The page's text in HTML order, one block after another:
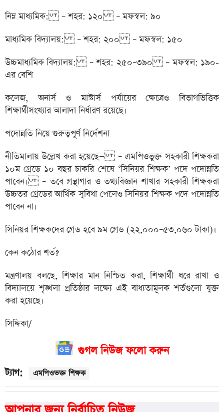
নিম্ন মাধ্যমিক: – শহর: ১২০ – মফস্বল: ৯০
মাধ্যমিক বিদ্যালয়: – শহর: ২০০ – মফস্বল: ১৫০
উচ্চমাধ্যমিক বিদ্যালয়: – শহর: ২৫০–৩৯০ – মফস্বল: ১৯০-
এর বেশি
কলেজ, অনার্স ও মাস্টার্স পর্যায়ের ক্ষেত্রেও বিভাগভিত্তিক
শিক্ষার্থীসংখ্যার আলাদা নির্ধারণ রয়েছে।
পদোন্নতি নিয়ে গুরুত্বপূর্ণ নির্দেশনা
নীতিমালায় উল্লেখ করা হয়েছে— – এমপিওভুক্ত সহকারী শিক্ষকরা
১০ম গ্রেডে ১০ বছর চাকরি শেষে ‘সিনিয়র শিক্ষক’ পদে পদোন্নতি
পাবেন। – তবে গ্রন্থাগার ও তথ্যবিজ্ঞান শাখার সহকারী শিক্ষকরা
উচ্চতর গ্রেডের আর্থিক সুবিধা পেলেও সিনিয়র শিক্ষক পদে পদোন্নতি
পাবেন না।
সিনিয়র শিক্ষকদের গ্রেড হবে ৯ম গ্রেড (২২,০০০–৫৩,০৬০ টাকা)।
কেন কঠোর শর্ত?
মন্ত্রণালয় বলছে, শিক্ষার মান নিশ্চিত করা, শিক্ষার্থী ধরে রাখা ও
বিদ্যালয়ে শৃঙ্খলা প্রতিষ্ঠার লক্ষ্যে এই বাধ্যতামূলক শর্তগুলো যুক্ত
করা হয়েছে।
সিদ্দিকা/
গুগল নিউজ ফলো করুন
ট্যাগ: এমপিওভক্ত শিক্ষক